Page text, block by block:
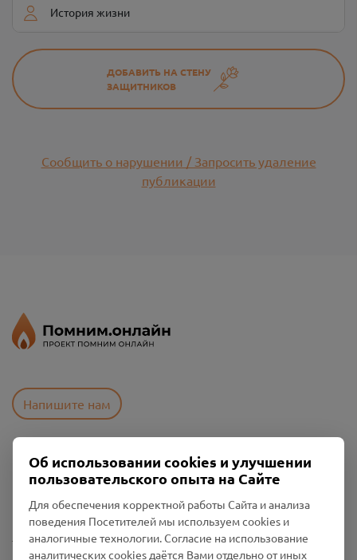
История жизни
ДОБАВИТЬ НА СТЕНУ
ЗАЩИТНИКОВ
Сообщить о нарушении / Запросить удаление
публикации
Напишите нам
Пользовательское соглашение
Политика конфиденциальности
Промо-материалы
Настройки cookies
Об использовании cookies и улучшении
пользовательского опыта на Сайте
Для обеспечения корректной работы Сайта и анализа
поведения Посетителей мы используем cookies и
аналогичные технологии. Согласие на использование
аналитических cookies даётся Вами отдельно от иных